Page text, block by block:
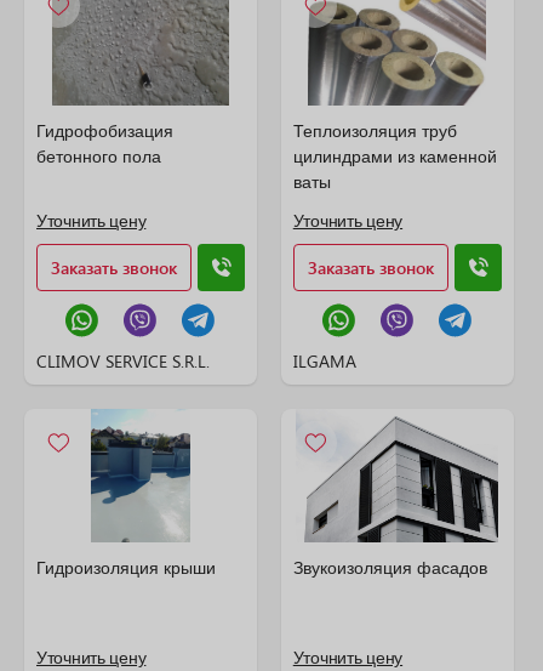
Гидрофобизация
бетонного пола
Уточнить цену
Заказать звонок
CLIMOV SERVICE S.R.L.
Теплоизоляция труб
цилиндрами из каменной
ваты
Уточнить цену
Заказать звонок
ILGAMA
Гидроизоляция крыши
Уточнить цену
Звукоизоляция фасадов
Уточнить цену